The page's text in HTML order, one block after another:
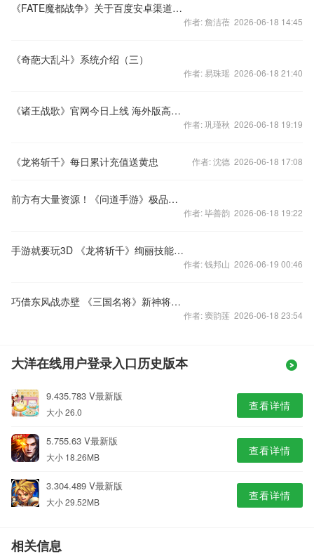
《FATE魔都战争》关于百度安卓渠道登陆问题的公告2
作者: 詹洁蓓 2026-06-18 14:45
《奇葩大乱斗》系统介绍（三）
作者: 易珠瑶 2026-06-18 21:40
《诸王战歌》官网今日上线 海外版高清CG首曝
作者: 巩瑾秋 2026-06-18 19:19
《龙将斩千》每日累计充值送黄忠 作者: 沈德 2026-06-18 17:08
前方有大量资源！《问道手游》极品宠物首发
作者: 毕善韵 2026-06-18 19:22
手游就要玩3D 《龙将斩千》绚丽技能大赏
作者: 钱邦山 2026-06-19 00:46
巧借东风战赤壁 《三国名将》新神将周瑜简析
作者: 窦韵莲 2026-06-18 23:54
大洋在线用户登录入口历史版本
9.435.783 V最新版
大小 26.0 查看详情
5.755.63 V最新版
大小 18.26MB 查看详情
3.304.489 V最新版
大小 29.52MB 查看详情
相关信息